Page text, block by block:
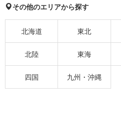
その他のエリアから探す
北海道 東北
北陸 東海
四国 九州・沖縄